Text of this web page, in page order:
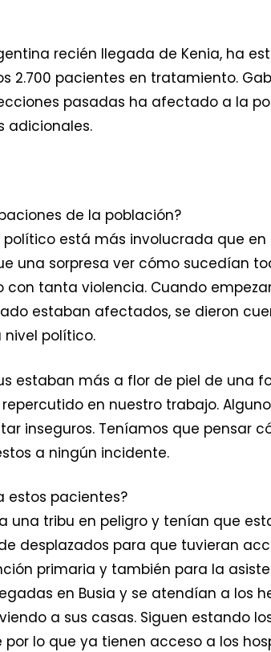
recién llegada de Kenia, ha
2.700 pacientes en tratamiento.
pasadas ha afectado a la
adicionales.
de la población?
está más involucrada que en
una sorpresa ver cómo sucedían
tanta violencia. Cuando
estaban afectados, se dieron
político.
estaban más a flor de piel de una
en nuestro trabajo.
inseguros. Teníamos que pensar
a ningún incidente.
estos pacientes?
una tribu en peligro y tenían que
desplazados para que tuvieran
primaria y también para la
en Busia y se atendían a los
a sus casas. Siguen estando
lo que ya tienen acceso a los